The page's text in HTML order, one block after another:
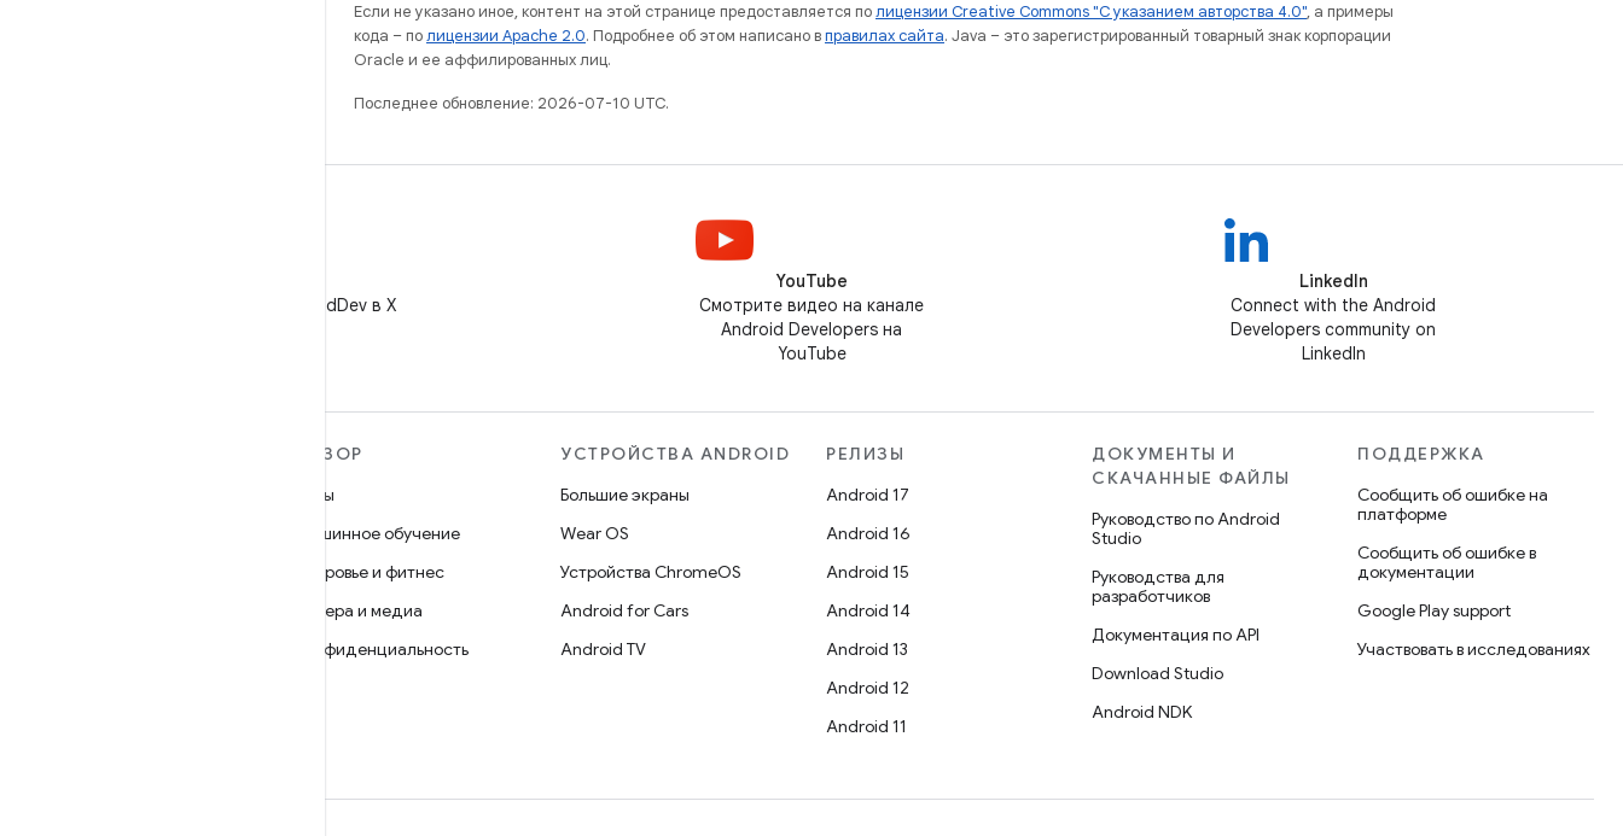
Если не указано иное, контент на этой странице предоставляется полицензии Creative Commons "С указанием авторства 4.0", а примеры
кода – полицензии Apache 2.0. Подробнее об этом написано вправилах сайта. Java – это зарегистрированный товарный знак корпорации
Oracle и ее аффилированных лиц.
Последнее обновление: 2026-07-10 UTC.
Читайте @AndroidDev в X
YouTube
Смотрите видео на канале
Android Developers на
YouTube
LinkedIn
Connect with the Android
Developers community on
LinkedIn
ОБЗОР
Игры
Машинное обучение
Здоровье и фитнес
Камера и медиа
Конфиденциальность
УСТРОЙСТВА ANDROID
Большие экраны
Wear OS
Устройства ChromeOS
Android for Cars
Android TV
РЕЛИЗЫ
Android 17
Android 16
Android 15
Android 14
Android 13
Android 12
Android 11
ДОКУМЕНТЫ И
СКАЧАННЫЕ ФАЙЛЫ
Руководство по Android
Studio
Руководства для
разработчиков
Документация по API
Download Studio
Android NDK
ПОДДЕРЖКА
Сообщить об ошибке на
платформе
Сообщить об ошибке в
документации
Google Play support
Участвовать в исследованиях